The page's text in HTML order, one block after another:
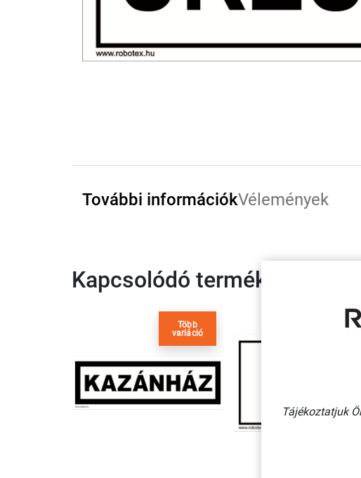
További információkVélemények
Kapcsolódó termékek
Több
variáció
Tájékoztatjuk